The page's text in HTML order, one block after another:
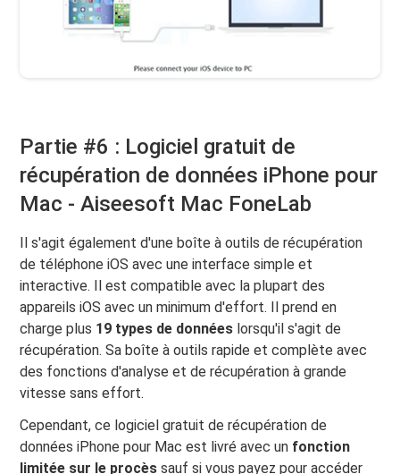
Partie #6 : Logiciel gratuit de
récupération de données iPhone pour
Mac - Aiseesoft Mac FoneLab
Il s'agit également d'une boîte à outils de récupération
de téléphone iOS avec une interface simple et
interactive. Il est compatible avec la plupart des
appareils iOS avec un minimum d'effort. Il prend en
charge plus 19 types de données lorsqu'il s'agit de
récupération. Sa boîte à outils rapide et complète avec
des fonctions d'analyse et de récupération à grande
vitesse sans effort.
Cependant, ce logiciel gratuit de récupération de
données iPhone pour Mac est livré avec un fonction
limitée sur le procèssauf si vous payez pour accéder